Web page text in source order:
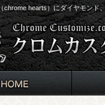
chrome hearts）にダイヤモンド